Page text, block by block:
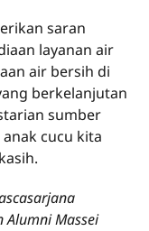
saran
layanan air
air bersih di
berkelanjutan
sumber
cucu kita
Alumni Massei